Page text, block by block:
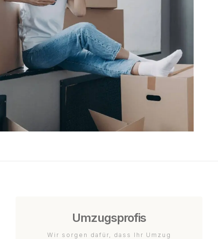
Umzugsprofis
Wir sorgen dafür, dass Ihr Umzug